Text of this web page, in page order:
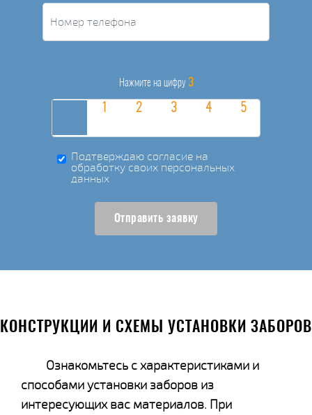
Нажмите на цифру 3
Подтверждаю согласие на
обработку своих персональных
данных
Отправить заявку
КОНСТРУКЦИИ И СХЕМЫ УСТАНОВКИ ЗАБОРОВ
Ознакомьтесь с характеристиками и
способами установки заборов из
интересующих вас материалов. При